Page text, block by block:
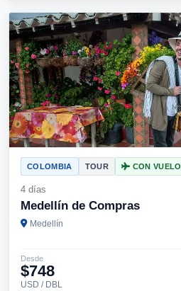
COLOMBIA TOUR CON VUELO
4 días
Medellín de Compras
Medellín
Desde
$748
USD / DBL